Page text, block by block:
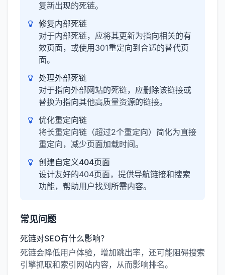
复新出现的死链。
修复内部死链
对于内部死链，应将其更新为指向相关的有
效页面，或使用301重定向到合适的替代页
面。
处理外部死链
对于指向外部网站的死链，应删除该链接或
替换为指向其他高质量资源的链接。
优化重定向链
将长重定向链（超过2个重定向）简化为直接
重定向，减少页面加载时间。
创建自定义404页面
设计友好的404页面，提供导航链接和搜索
功能，帮助用户找到所需内容。
常见问题
死链对SEO有什么影响？
死链会降低用户体验，增加跳出率，还可能阻碍搜索
引擎抓取和索引网站内容，从而影响排名。